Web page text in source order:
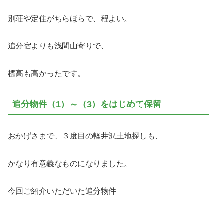
別荘や定住がちらほらで、程よい。
追分宿よりも浅間山寄りで、
標高も高かったです。
追分物件（1）～（3）をはじめて保留
おかげさまで、３度目の軽井沢土地探しも、
かなり有意義なものになりました。
今回ご紹介いただいた追分物件